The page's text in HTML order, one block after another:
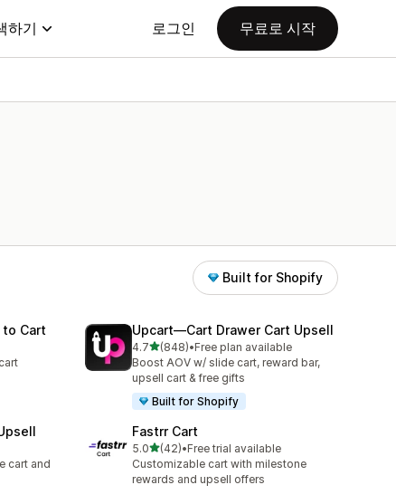
하기 로그인 무료로 시작
Built for Shopify
to Cart Upcart—Cart Drawer Cart Upsell
4.7별 5개 중
(848)
총 리뷰 848개
•Free plan available
Boost AOV w/ slide cart, reward bar,
upsell cart & free gifts
Built for Shopify
cart and
Fastrr Cart
5.0별 5개 중
(42)
총 리뷰 42개
•Free trial available
Customizable cart with milestone
rewards and upsell offers